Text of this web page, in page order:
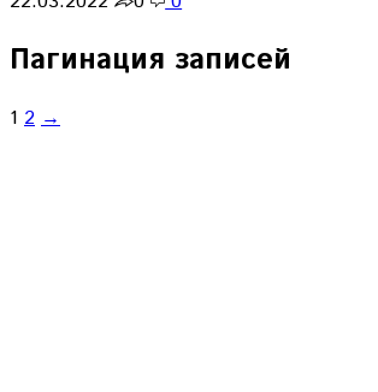
Пагинация записей
1 2 →